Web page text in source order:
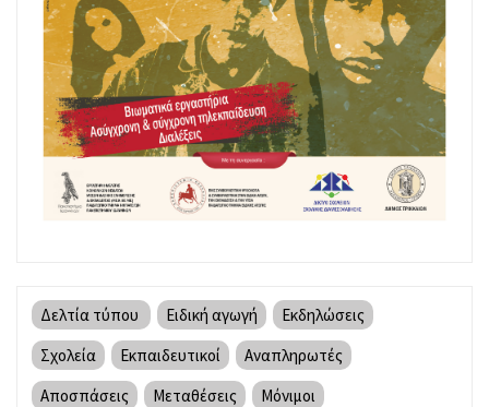
Δελτία τύπου Ειδική αγωγή
Εκδηλώσεις
Σχολεία
Εκπαιδευτικοί
Αναπληρωτές
Αποσπάσεις
Μεταθέσεις
Μόνιμοι